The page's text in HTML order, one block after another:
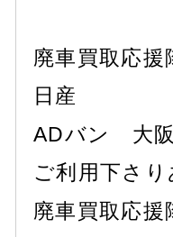
廃車買取応援
日産
ADバン 大
ご利用下さ
廃車買取応